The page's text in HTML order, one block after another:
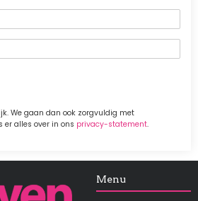
We gaan dan ook zorgvuldig met
er alles over in ons privacy-statement.
Menu